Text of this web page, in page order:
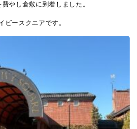
やし倉敷に到着しました。
ビースクエアです。